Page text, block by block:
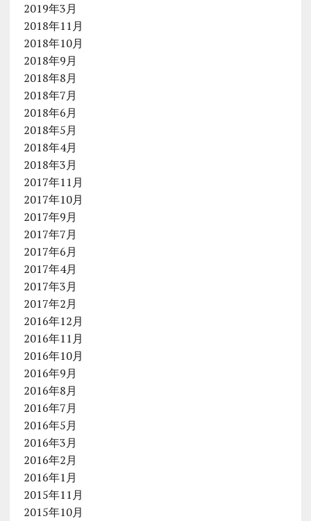
2019年3月
2018年11月
2018年10月
2018年9月
2018年8月
2018年7月
2018年6月
2018年5月
2018年4月
2018年3月
2017年11月
2017年10月
2017年9月
2017年7月
2017年6月
2017年4月
2017年3月
2017年2月
2016年12月
2016年11月
2016年10月
2016年9月
2016年8月
2016年7月
2016年5月
2016年3月
2016年2月
2016年1月
2015年11月
2015年10月